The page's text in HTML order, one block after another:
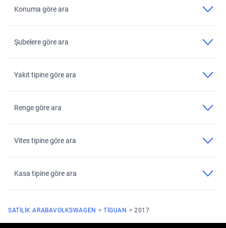
Konuma göre ara
Şubelere göre ara
Yakıt tipine göre ara
Renge göre ara
Vites tipine göre ara
Kasa tipine göre ara
SATILIK ARABAVOLKSWAGEN TIGUAN 2017